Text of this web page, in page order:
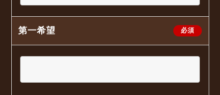
必須
第一希望